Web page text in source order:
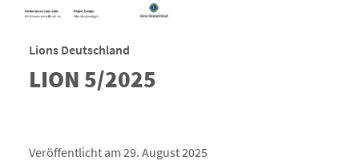
Lions Deutschland
LION 5/2025
Veröffentlicht am 29. August 2025